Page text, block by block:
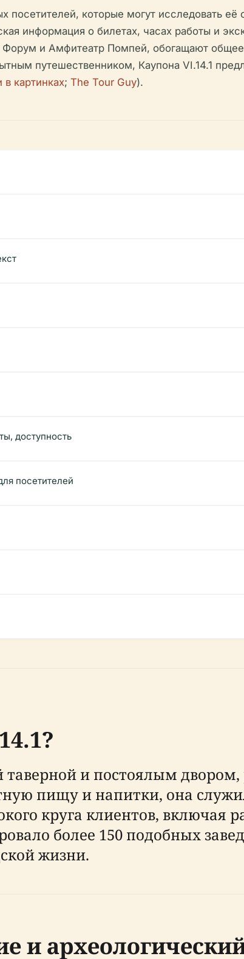
посетителей, которые могут исследовать
информация о билетах, часах работы и
и Амфитеатр Помпей, обогащают общее
путешественником, Каупона VI.14.1
картинках; The Tour Guy).
доступность
посетителей
и постоялым двором,
пищу и напитки, она
круга клиентов, включая
более 150 подобных
жизни.
и